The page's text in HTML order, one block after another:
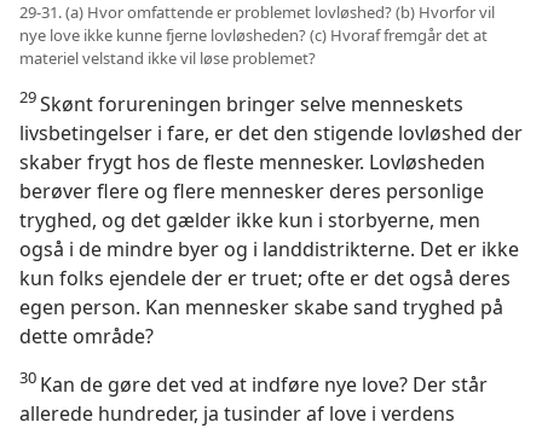
29-31. (a) Hvor omfattende er problemet lovløshed? (b) Hvorfor vil
nye love ikke kunne fjerne lovløsheden? (c) Hvoraf fremgår det at
materiel velstand ikke vil løse problemet?
29Skønt forureningen bringer selve menneskets
livsbetingelser i fare, er det den stigende lovløshed der
skaber frygt hos de fleste mennesker. Lovløsheden
berøver flere og flere mennesker deres personlige
tryghed, og det gælder ikke kun i storbyerne, men
også i de mindre byer og i landdistrikterne. Det er ikke
kun folks ejendele der er truet; ofte er det også deres
egen person. Kan mennesker skabe sand tryghed på
dette område?
30 Kan de gøre det ved at indføre nye love? Der står
allerede hundreder, ja tusinder af love i verdens